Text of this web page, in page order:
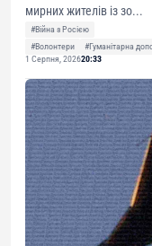
мирних жителів із зо...
#Війна з Росією
#Волонтери
#Гуманітарна
1 Серпня, 202620:33